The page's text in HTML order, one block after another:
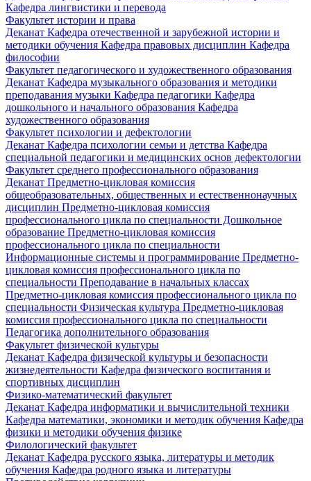
Кафедра лингвистики и перевода
Факультет истории и права
Деканат Кафедра отечественной и зарубежной истории и
методики обучения Кафедра правовых дисциплин Кафедра
философии
Факультет педагогического и художественного образования
Деканат Кафедра музыкального образования и методики
преподавания музыки Кафедра педагогики Кафедра
дошкольного и начального образования Кафедра
художественного образования
Факультет психологии и дефектологии
Деканат Кафедра психологии семьи и детства Кафедра
специальной педагогики и медицинских основ дефектологии
Факультет среднего профессионального образования
Деканат Предметно-цикловая комиссия
общеобразовательных, общественных и естественнонаучных
дисциплин Предметно-цикловая комиссия
профессионального цикла по специальности Дошкольное
образование Предметно-цикловая комиссия
профессионального цикла по специальности
Информационные системы и программирование Предметно-
цикловая комиссия профессионального цикла по
специальности Преподавание в начальных классах
Предметно-цикловая комиссия профессионального цикла по
специальности Физическая культура Предметно-цикловая
комиссия профессионального цикла по специальности
Педагогика дополнительного образования
Факультет физической культуры
Деканат Кафедра физической культуры и безопасности
жизнедеятельности Кафедра физического воспитания и
спортивных дисциплин
Физико-математический факультет
Деканат Кафедра информатики и вычислительной техники
Кафедра математики, экономики и методик обучения Кафедра
физики и методики обучения физике
Филологический факультет
Деканат Кафедра русского языка, литературы и методик
обучения Кафедра родного языка и литературы